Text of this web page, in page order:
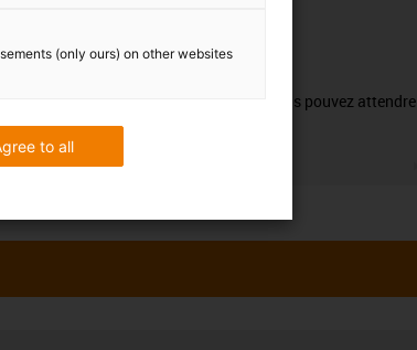
Ce que vous pouvez attendre
(only ours) on other websites
to all